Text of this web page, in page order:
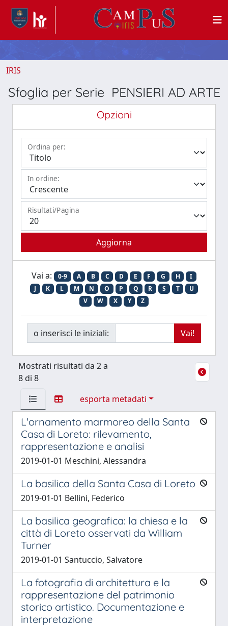
IRIS
Sfoglia per Serie PENSIERI AD ARTE
Opzioni
Ordina per:
In ordine:
Risultati/Pagina
Vai a: 0-9 A B C D E F G H
I
J
K L M N O P Q R S T
U
V
W X Y Z
o inserisci le iniziali:
Mostrati risultati da 2 a
8 di 8
esporta metadati
L'ornamento marmoreo della Santa
Casa di Loreto: rilevamento,
rappresentazione e analisi
2019-01-01 Meschini, Alessandra
La basilica della Santa Casa di Loreto
2019-01-01 Bellini, Federico
La basilica geografica: la chiesa e la
città di Loreto osservati da William
Turner
2019-01-01 Santuccio, Salvatore
La fotografia di architettura e la
rappresentazione del patrimonio
storico artistico. Documentazione e
interpretazione